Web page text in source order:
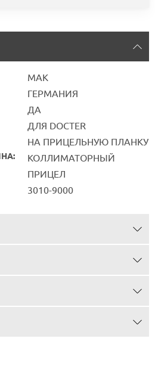
MAK
ГЕРМАНИЯ
ДА
ДЛЯ DOCTER
НА ПРИЦЕЛЬНУЮ ПЛАНКУ
КОЛЛИМАТОРНЫЙ
ПРИЦЕЛ
3010-9000